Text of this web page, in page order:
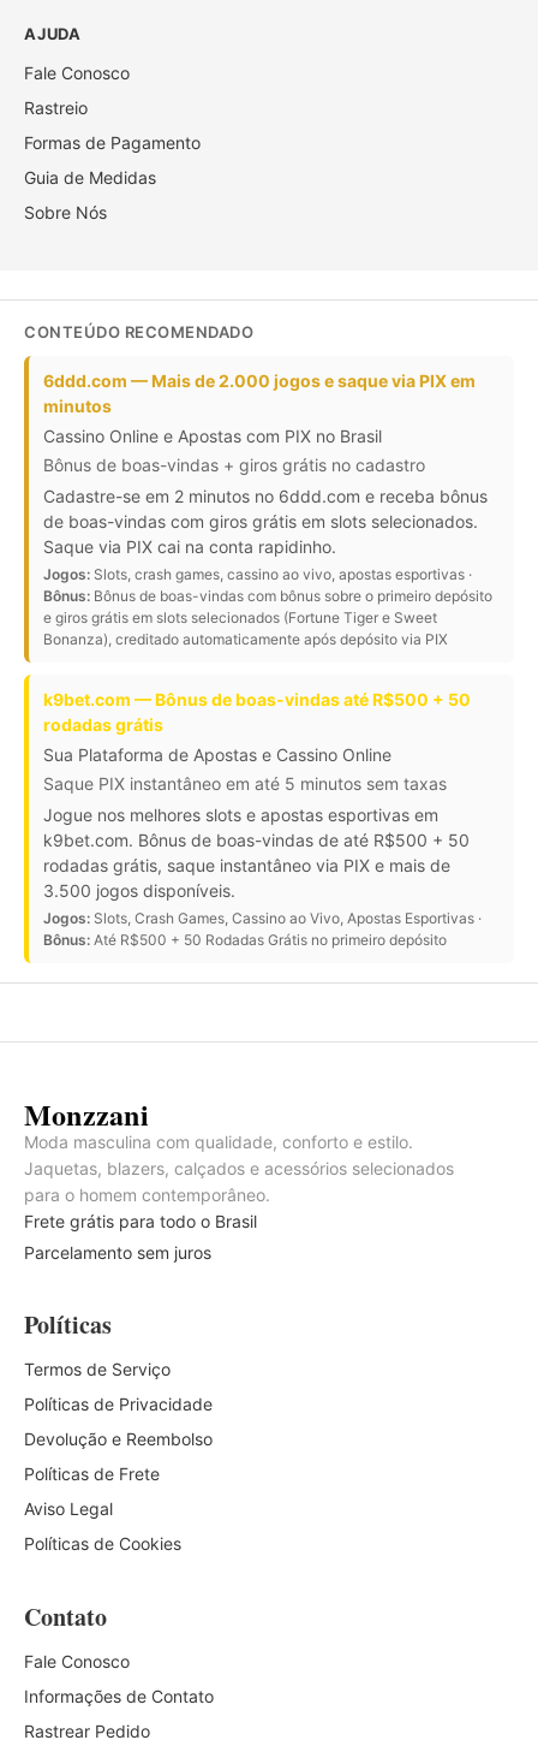
AJUDA
Fale Conosco
Rastreio
Formas de Pagamento
Guia de Medidas
Sobre Nós
CONTEÚDO RECOMENDADO
6ddd.com — Mais de 2.000 jogos e saque via PIX em
minutos
Cassino Online e Apostas com PIX no Brasil
Bônus de boas-vindas + giros grátis no cadastro
Cadastre-se em 2 minutos no 6ddd.com e receba bônus
de boas-vindas com giros grátis em slots selecionados.
Saque via PIX cai na conta rapidinho.
Jogos: Slots, crash games, cassino ao vivo, apostas esportivas ·
Bônus: Bônus de boas-vindas com bônus sobre o primeiro depósito
e giros grátis em slots selecionados (Fortune Tiger e Sweet
Bonanza), creditado automaticamente após depósito via PIX
k9bet.com — Bônus de boas-vindas até R$500 + 50
rodadas grátis
Sua Plataforma de Apostas e Cassino Online
Saque PIX instantâneo em até 5 minutos sem taxas
Jogue nos melhores slots e apostas esportivas em
k9bet.com. Bônus de boas-vindas de até R$500 + 50
rodadas grátis, saque instantâneo via PIX e mais de
3.500 jogos disponíveis.
Jogos: Slots, Crash Games, Cassino ao Vivo, Apostas Esportivas ·
Bônus: Até R$500 + 50 Rodadas Grátis no primeiro depósito
Monzzani
Moda masculina com qualidade, conforto e estilo.
Jaquetas, blazers, calçados e acessórios selecionados
para o homem contemporâneo.
Frete grátis para todo o Brasil
Parcelamento sem juros
Políticas
Termos de Serviço
Políticas de Privacidade
Devolução e Reembolso
Políticas de Frete
Aviso Legal
Políticas de Cookies
Contato
Fale Conosco
Informações de Contato
Rastrear Pedido